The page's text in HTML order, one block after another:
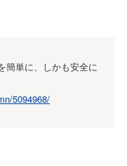
簡単に、しかも安全に
5094968/